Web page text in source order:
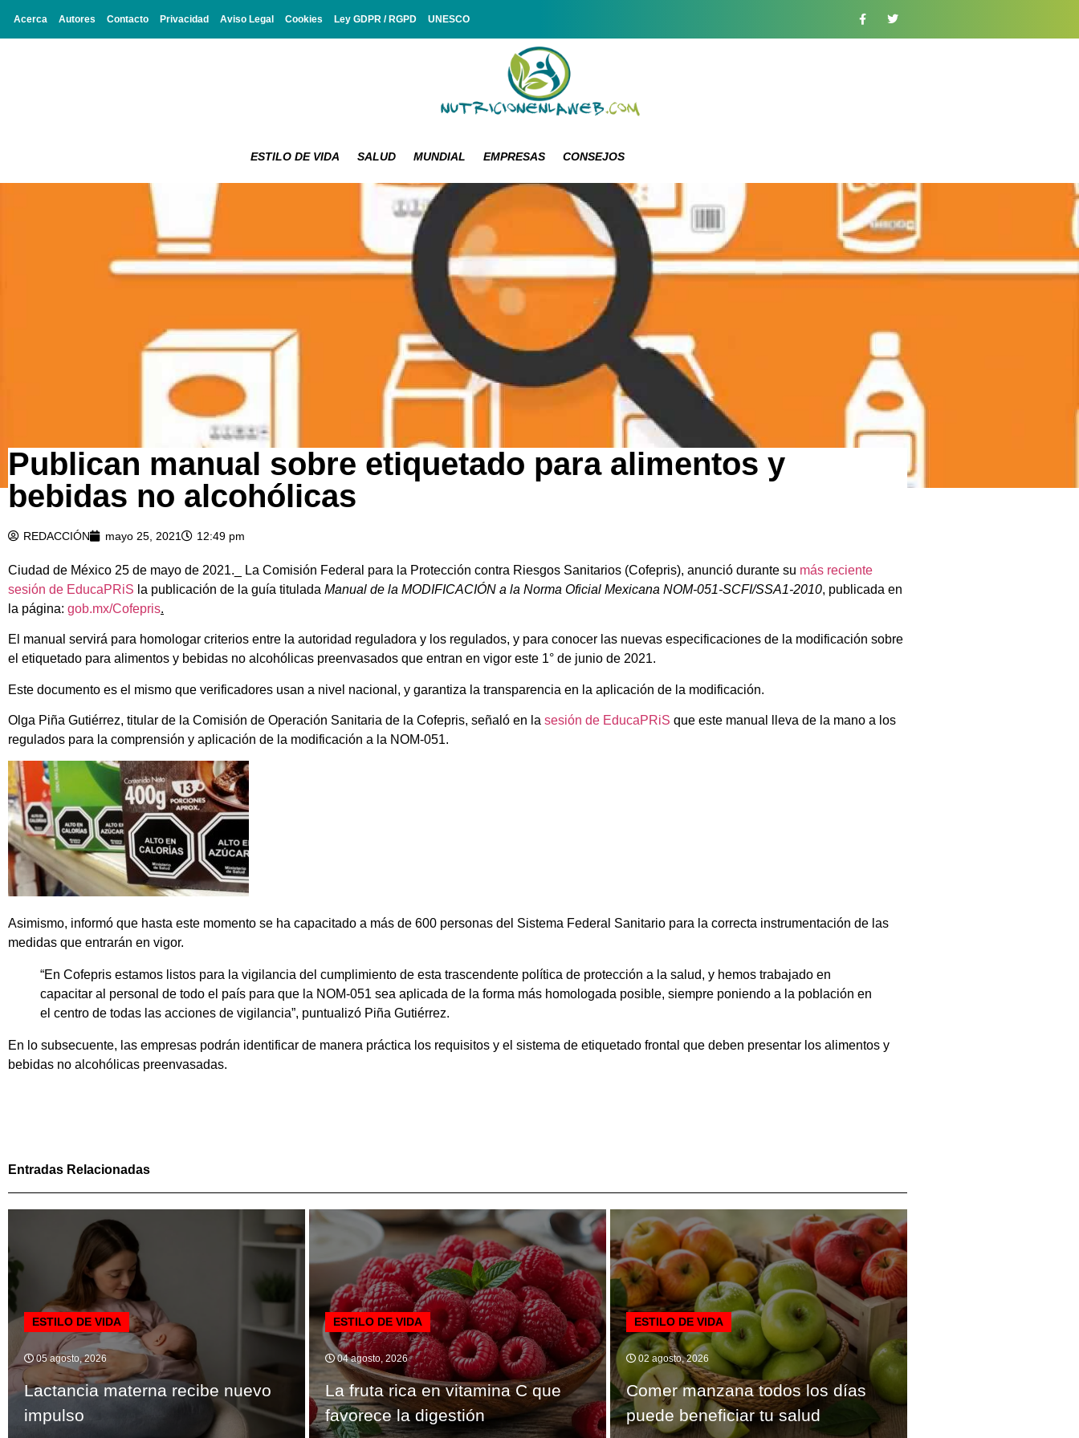
Acerca Autores Contacto Privacidad Aviso Legal Cookies Ley GDPR / RGPD UNESCO
ESTILO DE VIDA SALUD MUNDIAL EMPRESAS CONSEJOS
Publican manual sobre etiquetado para alimentos y
bebidas no alcohólicas
REDACCIÓN mayo 25, 2021 12:49 pm
Ciudad de México 25 de mayo de 2021._ La Comisión Federal para la Protección contra Riesgos Sanitarios (Cofepris), anunció durante su más reciente
sesión de EducaPRiS la publicación de la guía titulada Manual de la MODIFICACIÓN a la Norma Oficial Mexicana NOM-051-SCFI/SSA1-2010, publicada en
la página: gob.mx/Cofepris.
El manual servirá para homologar criterios entre la autoridad reguladora y los regulados, y para conocer las nuevas especificaciones de la modificación sobre
el etiquetado para alimentos y bebidas no alcohólicas preenvasados que entran en vigor este 1° de junio de 2021.
Este documento es el mismo que verificadores usan a nivel nacional, y garantiza la transparencia en la aplicación de la modificación.
Olga Piña Gutiérrez, titular de la Comisión de Operación Sanitaria de la Cofepris, señaló en la sesión de EducaPRiS que este manual lleva de la mano a los
regulados para la comprensión y aplicación de la modificación a la NOM-051.
Asimismo, informó que hasta este momento se ha capacitado a más de 600 personas del Sistema Federal Sanitario para la correcta instrumentación de las
medidas que entrarán en vigor.
“En Cofepris estamos listos para la vigilancia del cumplimiento de esta trascendente política de protección a la salud, y hemos trabajado en
capacitar al personal de todo el país para que la NOM-051 sea aplicada de la forma más homologada posible, siempre poniendo a la población en
el centro de todas las acciones de vigilancia”, puntualizó Piña Gutiérrez.
En lo subsecuente, las empresas podrán identificar de manera práctica los requisitos y el sistema de etiquetado frontal que deben presentar los alimentos y
bebidas no alcohólicas preenvasadas.
Entradas Relacionadas
ESTILO DE VIDA
05 agosto, 2026
Lactancia materna recibe nuevo
impulso
ESTILO DE VIDA
04 agosto, 2026
La fruta rica en vitamina C que
favorece la digestión
ESTILO DE VIDA
02 agosto, 2026
Comer manzana todos los días
puede beneficiar tu salud